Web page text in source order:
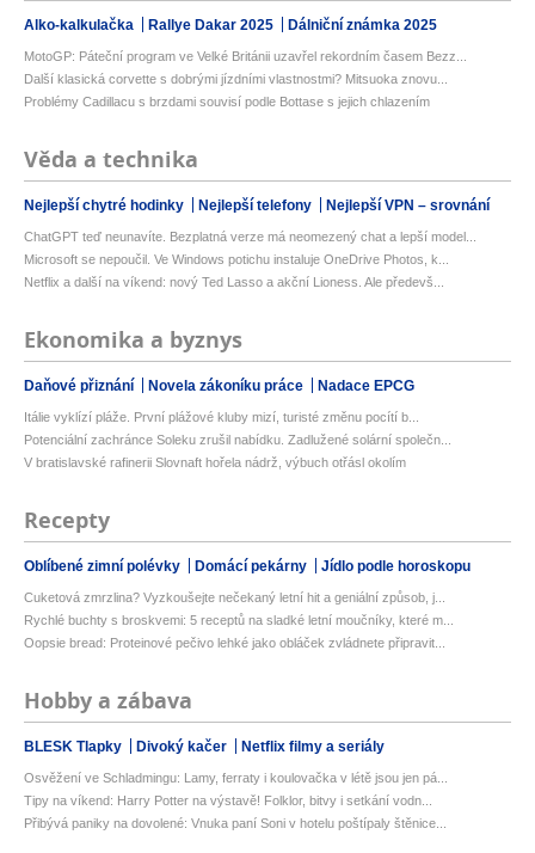
Alko-kalkulačka Rallye Dakar 2025 Dálniční známka 2025
MotoGP: Páteční program ve Velké Británii uzavřel rekordním časem Bezz...
Další klasická corvette s dobrými jízdními vlastnostmi? Mitsuoka znovu...
Problémy Cadillacu s brzdami souvisí podle Bottase s jejich chlazením
Věda a technika
Nejlepší chytré hodinky Nejlepší telefony Nejlepší VPN – srovnání
ChatGPT teď neunavíte. Bezplatná verze má neomezený chat a lepší model...
Microsoft se nepoučil. Ve Windows potichu instaluje OneDrive Photos, k...
Netflix a další na víkend: nový Ted Lasso a akční Lioness. Ale předevš...
Ekonomika a byznys
Daňové přiznání Novela zákoníku práce Nadace EPCG
Itálie vyklízí pláže. První plážové kluby mizí, turisté změnu pocítí b...
Potenciální zachránce Soleku zrušil nabídku. Zadlužené solární společn...
V bratislavské rafinerii Slovnaft hořela nádrž, výbuch otřásl okolím
Recepty
Oblíbené zimní polévky Domácí pekárny Jídlo podle horoskopu
Cuketová zmrzlina? Vyzkoušejte nečekaný letní hit a geniální způsob, j...
Rychlé buchty s broskvemi: 5 receptů na sladké letní moučníky, které m...
Oopsie bread: Proteinové pečivo lehké jako obláček zvládnete připravit...
Hobby a zábava
BLESK Tlapky Divoký kačer Netflix filmy a seriály
Osvěžení ve Schladmingu: Lamy, ferraty i koulovačka v létě jsou jen pá...
Tipy na víkend: Harry Potter na výstavě! Folklor, bitvy i setkání vodn...
Přibývá paniky na dovolené: Vnuka paní Soni v hotelu poštípaly štěnice...